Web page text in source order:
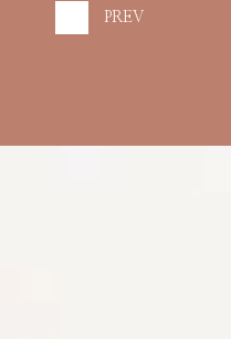
PREV